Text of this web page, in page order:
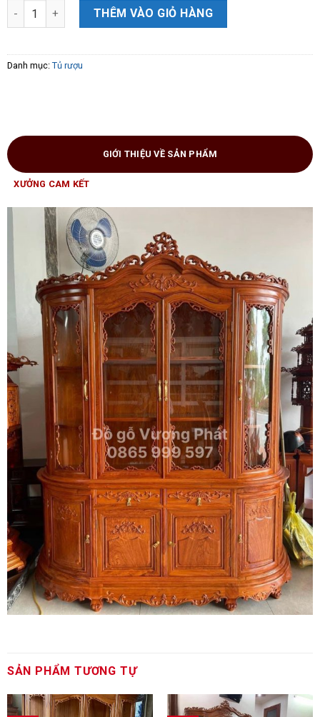
Tủ Rượu Luis Hoa Lá Tây gỗ Hương Đá kt 1m8 x 2m2 sâu 48
THÊM VÀO GIỎ HÀNG
Danh mục: Tủ rượu
GIỚI THIỆU VỀ SẢN PHẨM
XƯỞNG CAM KẾT
SẢN PHẨM TƯƠNG TỰ